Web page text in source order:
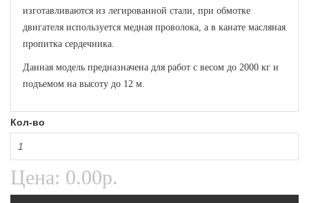
изготавливаются из легированной стали, при обмотке
двигателя используется медная проволока, а в канате масляная
пропитка сердечника.
Данная модель предназначена для работ с весом до 2000 кг и
подъемом на высоту до 12 м.
Кол-во
Цена: 0.00р.